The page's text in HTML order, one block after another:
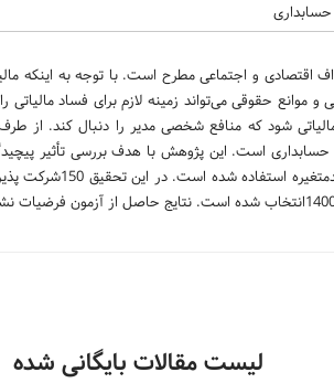
حسابداری
و اجتماعی مطرح است. با توجه به اینکه
حقوقی می‌تواند زمینه لازم برای فساد مالیاتی
شود که منافع شخصی مدیر را دنبال کند. از
حسابداری است. این پژوهش با هدف بررسی تأثير
مالياتي و اجتناب مالیاتی انجام شده
تهران که واجد شرایط بوده و داده های آنها در دسترس بوده برای دوره زمانی 1391تا1400انتخاب شده
لیست مقالات بایگانی شده